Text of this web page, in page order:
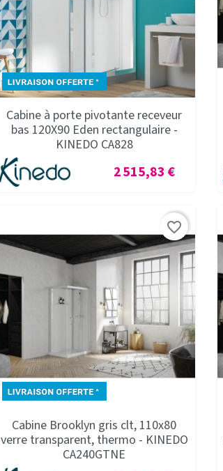
Cabine à porte pivotante receveur
bas 120X90 Eden rectangulaire -
KINEDO CA828
Prix
2 515,83 €
Cabine Brooklyn gris clt, 110x80
verre transparent, thermo - KINEDO
CA240GTNE
favorite_border